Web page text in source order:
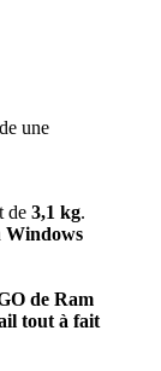
une
de 3,1 kg.
Windows
de Ram
tout à fait